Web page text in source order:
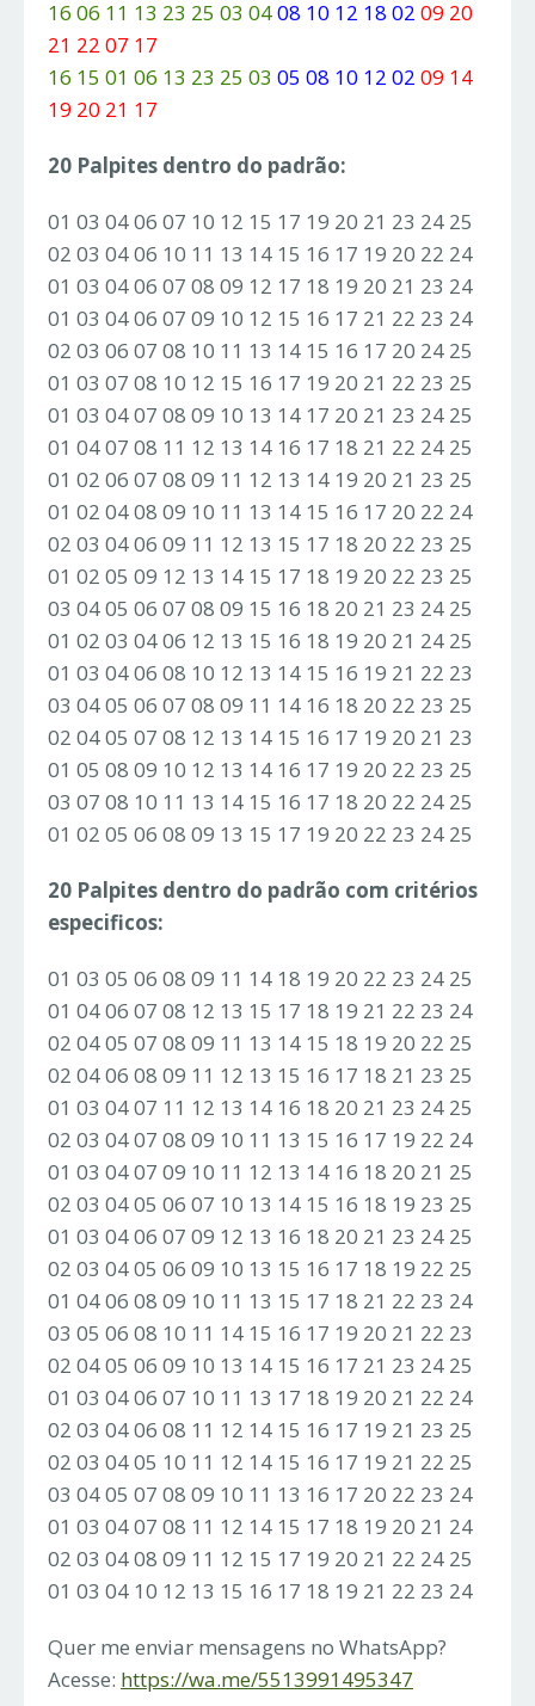
16 06 11 13 23 25 03 0408 10 12 18 02 09 20
21 22 07 17
16 15 01 06 13 23 25 03 05 08 10 12 02 09 14
19 20 21 17
20 Palpites dentro do padrão:
01 03 04 06 07 10 12 15 17 19 20 21 23 24 25
02 03 04 06 10 11 13 14 15 16 17 19 20 22 24
01 03 04 06 07 08 09 12 17 18 19 20 21 23 24
01 03 04 06 07 09 10 12 15 16 17 21 22 23 24
02 03 06 07 08 10 11 13 14 15 16 17 20 24 25
01 03 07 08 10 12 15 16 17 19 20 21 22 23 25
01 03 04 07 08 09 10 13 14 17 20 21 23 24 25
01 04 07 08 11 12 13 14 16 17 18 21 22 24 25
01 02 06 07 08 09 11 12 13 14 19 20 21 23 25
01 02 04 08 09 10 11 13 14 15 16 17 20 22 24
02 03 04 06 09 11 12 13 15 17 18 20 22 23 25
01 02 05 09 12 13 14 15 17 18 19 20 22 23 25
03 04 05 06 07 08 09 15 16 18 20 21 23 24 25
01 02 03 04 06 12 13 15 16 18 19 20 21 24 25
01 03 04 06 08 10 12 13 14 15 16 19 21 22 23
03 04 05 06 07 08 09 11 14 16 18 20 22 23 25
02 04 05 07 08 12 13 14 15 16 17 19 20 21 23
01 05 08 09 10 12 13 14 16 17 19 20 22 23 25
03 07 08 10 11 13 14 15 16 17 18 20 22 24 25
01 02 05 06 08 09 13 15 17 19 20 22 23 24 25
20 Palpites dentro do padrão com critérios
especificos:
01 03 05 06 08 09 11 14 18 19 20 22 23 24 25
01 04 06 07 08 12 13 15 17 18 19 21 22 23 24
02 04 05 07 08 09 11 13 14 15 18 19 20 22 25
02 04 06 08 09 11 12 13 15 16 17 18 21 23 25
01 03 04 07 11 12 13 14 16 18 20 21 23 24 25
02 03 04 07 08 09 10 11 13 15 16 17 19 22 24
01 03 04 07 09 10 11 12 13 14 16 18 20 21 25
02 03 04 05 06 07 10 13 14 15 16 18 19 23 25
01 03 04 06 07 09 12 13 16 18 20 21 23 24 25
02 03 04 05 06 09 10 13 15 16 17 18 19 22 25
01 04 06 08 09 10 11 13 15 17 18 21 22 23 24
03 05 06 08 10 11 14 15 16 17 19 20 21 22 23
02 04 05 06 09 10 13 14 15 16 17 21 23 24 25
01 03 04 06 07 10 11 13 17 18 19 20 21 22 24
02 03 04 06 08 11 12 14 15 16 17 19 21 23 25
02 03 04 05 10 11 12 14 15 16 17 19 21 22 25
03 04 05 07 08 09 10 11 13 16 17 20 22 23 24
01 03 04 07 08 11 12 14 15 17 18 19 20 21 24
02 03 04 08 09 11 12 15 17 19 20 21 22 24 25
01 03 04 10 12 13 15 16 17 18 19 21 22 23 24
Quer me enviar mensagens no WhatsApp?
Acesse: https://wa.me/5513991495347